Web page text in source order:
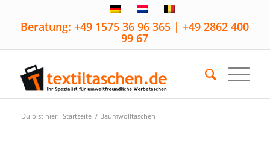
Beratung: +49 1575 36 96 365 | +49 2862 400
99 67
Du bist hier: Startseite / Baumwolltaschen